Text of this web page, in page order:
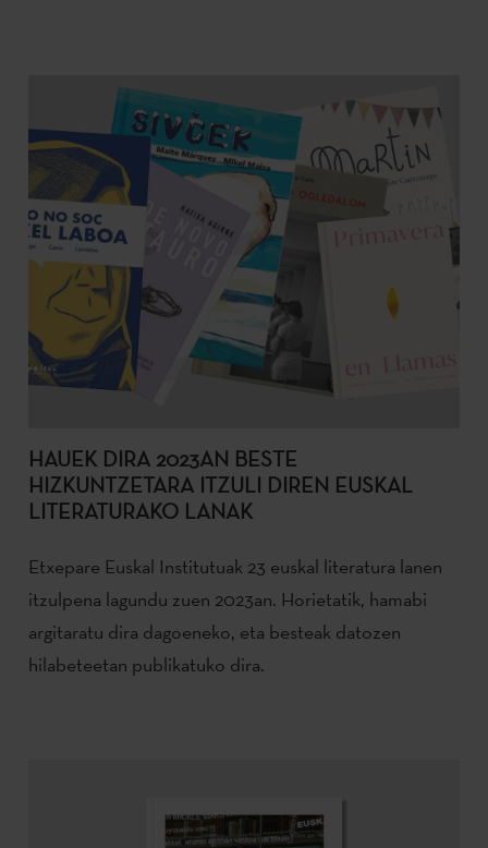
HAUEK DIRA 2023AN BESTE
HIZKUNTZETARA ITZULI DIREN EUSKAL
LITERATURAKO LANAK
Etxepare Euskal Institutuak 23 euskal literatura lanen
itzulpena lagundu zuen 2023an. Horietatik, hamabi
argitaratu dira dagoeneko, eta besteak datozen
hilabeteetan publikatuko dira.